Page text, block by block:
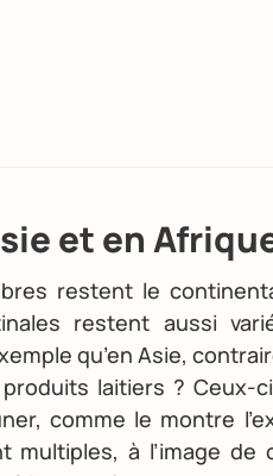
et en
restent le
restent aussi
qu’en Asie,
laitiers ? Ceux-
comme le montre
multiples, à l’image de